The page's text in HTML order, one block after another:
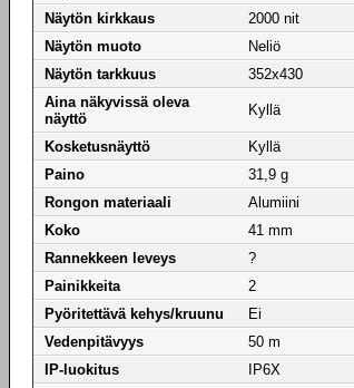
Näytön kirkkaus
2000 nit
Näytön muoto
Neliö
Näytön tarkkuus
352x430
Aina näkyvissä oleva
näyttö
Kyllä
Kosketusnäyttö
Kyllä
Paino
31,9 g
Rongon materiaali
Alumiini
Koko
41 mm
Rannekkeen leveys
?
Painikkeita
2
Pyöritettävä kehys/kruunu
Ei
Vedenpitävyys
50 m
IP-luokitus
IP6X